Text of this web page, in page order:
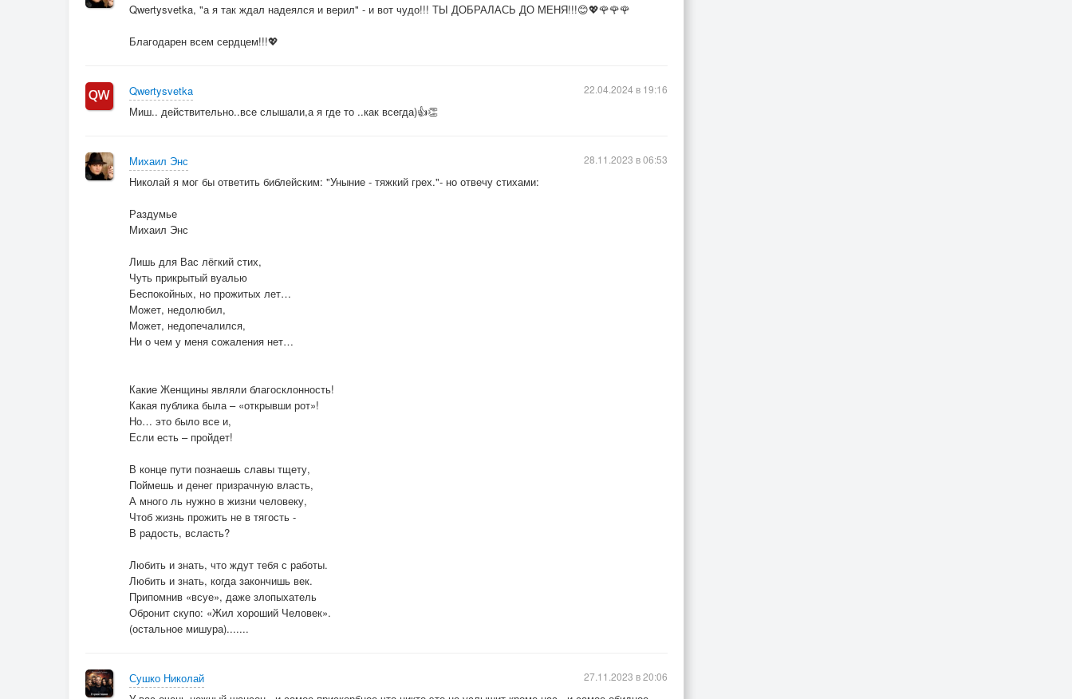
Qwertysvetka, "а я так ждал надеялся и верил" - и вот чудо!!! ТЫ ДОБРАЛАСЬ ДО МЕНЯ!!!😊💖🌹🌹🌹
Благодарен всем сердцем!!!💖
Qwertysvetka
Миш.. действительно..все слышали,а я где то ..как всегда)👍👏
22.04.2024 в 19:16
Михаил Энс
Николай я мог бы ответить библейским: "Уныние - тяжкий грех."- но отвечу стихами:
Раздумье
Михаил Энс
Лишь для Вас лёгкий стих,
Чуть прикрытый вуалью
Беспокойных, но прожитых лет…
Может, недолюбил,
Может, недопечалился,
Ни о чем у меня сожаления нет…
Какие Женщины являли благосклонность!
Какая публика была – «открывши рот»!
Но… это было все и,
Если есть – пройдет!
В конце пути познаешь славы тщету,
Поймешь и денег призрачную власть,
А много ль нужно в жизни человеку,
Чтоб жизнь прожить не в тягость -
В радость, всласть?
Любить и знать, что ждут тебя с работы.
Любить и знать, когда закончишь век.
Припомнив «всуе», даже злопыхатель
Обронит скупо: «Жил хороший Человек».
(остальное мишура).......
28.11.2023 в 06:53
Сушко Николай
27.11.2023 в 20:06